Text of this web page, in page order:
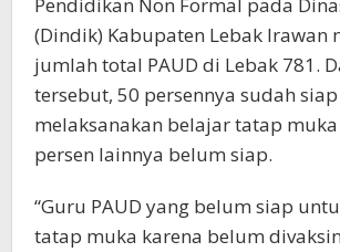
(Dindik) Kabupaten Lebak Irawan
jumlah total PAUD di Lebak 781.
tersebut, 50 persennya sudah
melaksanakan belajar tatap
persen lainnya belum siap.
“Guru PAUD yang belum siap
tatap muka karena belum